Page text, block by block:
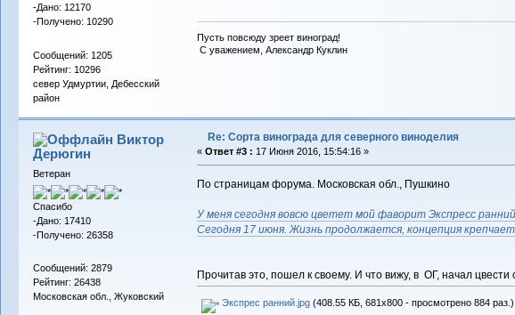
-Дано: 12170
-Получено: 10290
Сообщений: 1205
Рейтинг: 10296
север Удмуртии, Дебесский
район
Пусть повсюду зреет виноград!
С уважением, Александр Куклин
Виктор
Дерюгин
Ветеран
Спасибо
-Дано: 17410
-Получено: 26358
Сообщений: 2879
Рейтинг: 26438
Московская обл., Жуковский
Re: Сорта винограда для северного виноделия
« Ответ #3 : 17 Июня 2016, 15:54:16 »
По страницам форума. Московская обл., Пушкино
У меня сегодня вовсю цветет мой фаворит Экспресс
Сегодня 17 июня. Жизнь продолжается, концепция крепчает
Прочитав это, пошел к своему. И что вижу, в ОГ, начал
Экспрес ранний.jpg(408.55 КБ, 681x800 - просмотрено 884 раз.)